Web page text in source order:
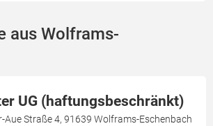
aus Wolframs-
UG (haftungsbeschränkt)
Aue Straße 4, 91639 Wolframs-Eschenbach